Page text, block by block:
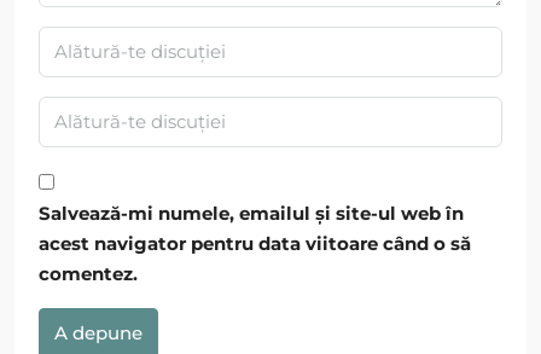
Salvează-mi numele, emailul și site-ul web în
acest navigator pentru data viitoare când o să
comentez.
A depune